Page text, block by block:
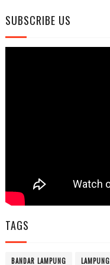
SUBSCRIBE US
TAGS
BANDAR LAMPUNG LAMPUNG